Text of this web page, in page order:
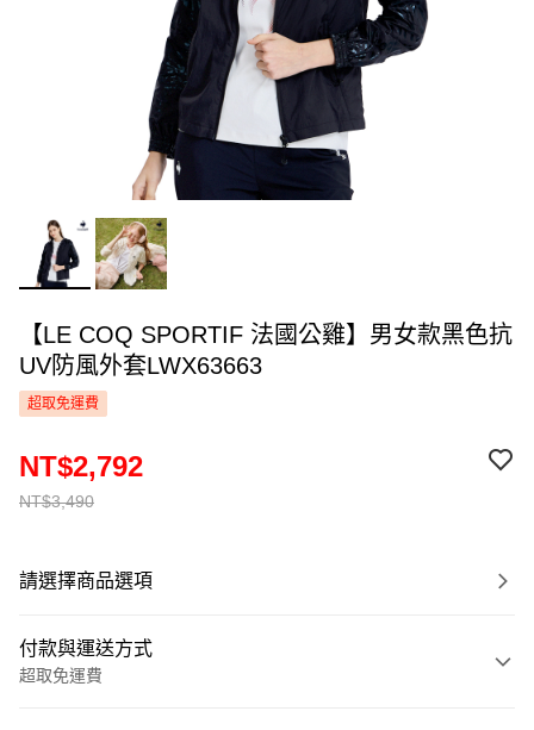
【LE COQ SPORTIF 法國公雞】男女款黑色抗
UV防風外套LWX63663
超取免運費
NT$3,490
NT$2,792
請選擇商品選項
付款與運送方式
超取免運費